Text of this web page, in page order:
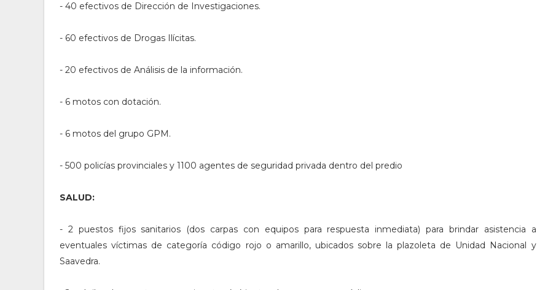
- 40 efectivos de Dirección de Investigaciones.
- 60 efectivos de Drogas Ilícitas.
- 20 efectivos de Análisis de la información.
- 6 motos con dotación.
- 6 motos del grupo GPM.
- 500 policías provinciales y 1100 agentes de seguridad privada dentro del predio
SALUD:
- 2 puestos fijos sanitarios (dos carpas con equipos para respuesta inmediata) para brindar asistencia a
eventuales víctimas de categoría código rojo o amarillo, ubicados sobre la plazoleta de Unidad Nacional y
Saavedra.